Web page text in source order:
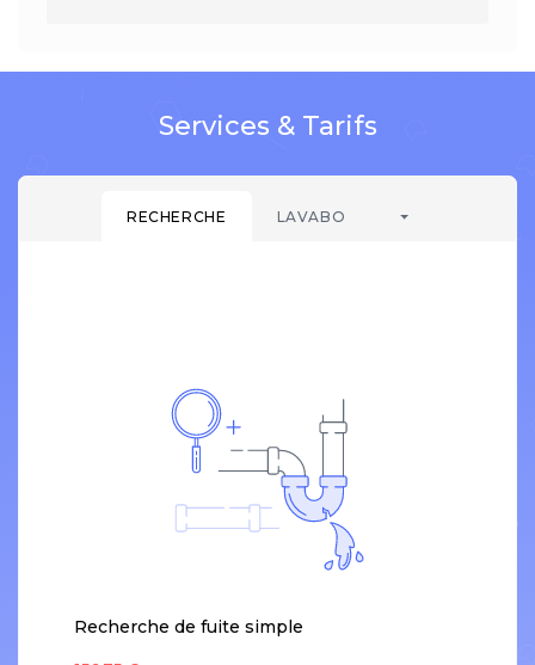
Services & Tarifs
RECHERCHE LAVABO
Recherche de fuite simple